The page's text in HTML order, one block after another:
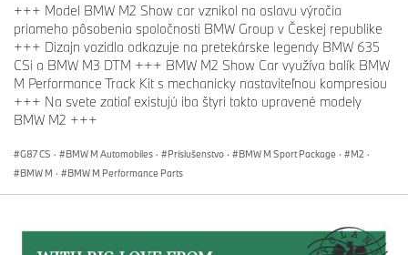
+++ Model BMW M2 Show car vznikol na oslavu výročia
priameho pôsobenia spoločnosti BMW Group v Českej republike
+++ Dizajn vozidla odkazuje na pretekárske legendy BMW 635
CSi a BMW M3 DTM +++ BMW M2 Show Car využíva balík BMW
M Performance Track Kit s mechanicky nastaviteľnou kompresiou
+++ Na svete zatiaľ existujú iba štyri takto upravené modely
BMW M2 +++
G87 CS · BMW M Automobiles · Príslušenstvo · BMW M Sport Package · M2 ·
BMW M · BMW M Performance Parts